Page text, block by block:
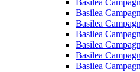
Basilea
Basilea
Basilea
Basilea
Basilea
Basilea
Basilea